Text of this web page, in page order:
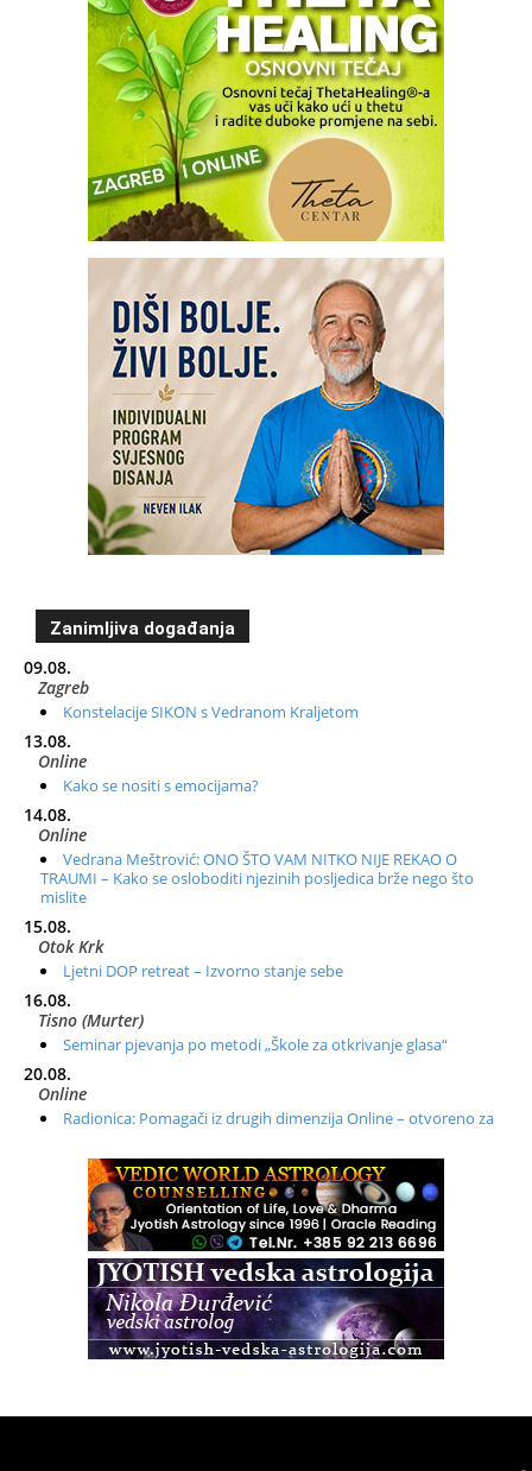
Zanimljiva događanja
09.08.
Zagreb
Konstelacije SIKON s Vedranom Kraljetom
13.08.
Online
Kako se nositi s emocijama?
14.08.
Online
Vedrana Meštrović: ONO ŠTO VAM NITKO NIJE REKAO O
TRAUMI – Kako se osloboditi njezinih posljedica brže nego što
mislite
15.08.
Otok Krk
Ljetni DOP retreat – Izvorno stanje sebe
16.08.
Tisno (Murter)
Seminar pjevanja po metodi „Škole za otkrivanje glasa“
20.08.
Online
Radionica: Pomagači iz drugih dimenzija Online – otvoreno za
Zagreb+Online
Osnovni ThetaHealing® tečaj, Zagreb i Online
Zagreb
Osnovna radionica za izscjeljivanje pranom (Basic Pranic
Healing course)
Access BARS®, otpusti stres